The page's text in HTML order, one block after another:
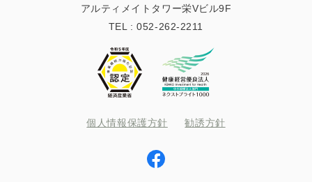
アルティメイトタワー栄Vビル9F
TEL :052-262-2211
個人情報保護方針 勧誘方針